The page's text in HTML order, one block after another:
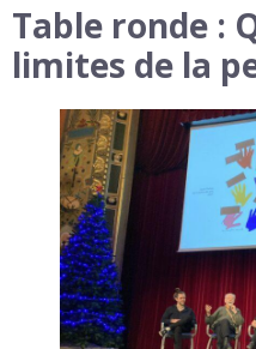
Table ronde :
limites de la